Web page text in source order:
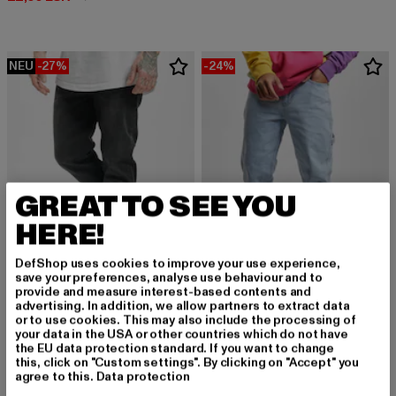
NEU -27%
URBAN CLASSICS
Stretch Denim
32,84 EUR
Derzeitiger Preis: 32,84 EUR
44,99 EURAktionspreis: 44,99 EUR
-24%
KARL KANI
68,39 EUR
Derzeitiger Preis: 68,39 EUR
89,99 EURAktionspreis:
GREAT TO SEE YOU
HERE!
DefShop uses cookies to improve your use experience,
save your preferences, analyse use behaviour and to
provide and measure interest-based contents and
advertising. In addition, we allow partners to extract data
or to use cookies. This may also include the processing of
your data in the USA or other countries which do not have
the EU data protection standard. If you want to change
this, click on "Custom settings". By clicking on "Accept" you
agree to this. Data protection